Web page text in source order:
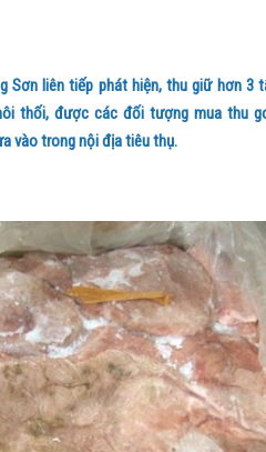
Sơn liên tiếp phát hiện, thu giữ hơn 3
thối, được các đối tượng mua thu
vào trong nội địa tiêu thụ.